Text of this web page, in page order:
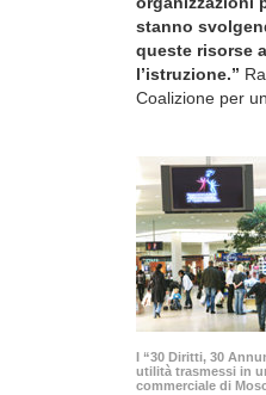
stanno
queste risorse
l’istruzione.”
Coalizione per
I “30 Diritti, 30
utilità trasmessi in
commerciale di